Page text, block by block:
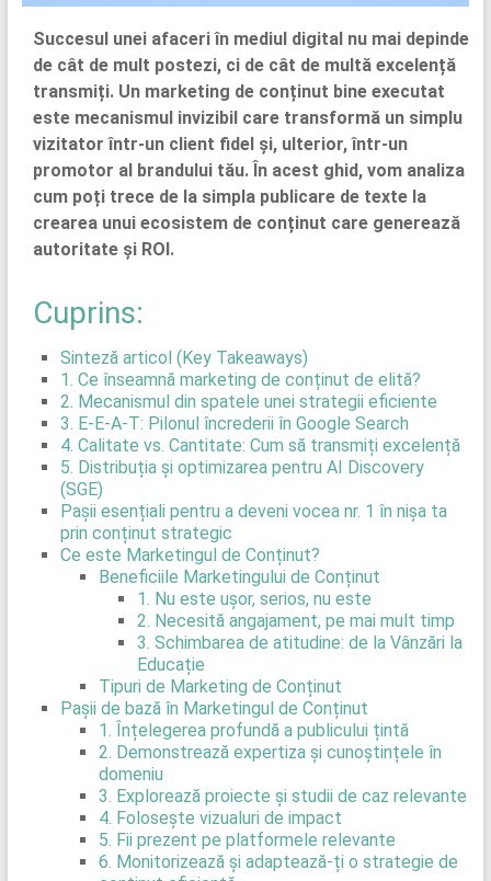
Succesul unei afaceri în mediul digital nu mai depinde
de cât de mult postezi, ci de cât de multă excelență
transmiți. Un marketing de conținut bine executat
este mecanismul invizibil care transformă un simplu
vizitator într-un client fidel și, ulterior, într-un
promotor al brandului tău. În acest ghid, vom analiza
cum poți trece de la simpla publicare de texte la
crearea unui ecosistem de conținut care generează
autoritate și ROI.
Cuprins:
Sinteză articol (Key Takeaways)
1. Ce înseamnă marketing de conținut de elită?
2. Mecanismul din spatele unei strategii eficiente
3. E-E-A-T: Pilonul încrederii în Google Search
4. Calitate vs. Cantitate: Cum să transmiți excelență
5. Distribuția și optimizarea pentru AI Discovery
(SGE)
Pașii esențiali pentru a deveni vocea nr. 1 în nișa ta
prin conținut strategic
Ce este Marketingul de Conținut?
Beneficiile Marketingului de Conținut
1. Nu este ușor, serios, nu este
2. Necesită angajament, pe mai mult timp
3. Schimbarea de atitudine: de la Vânzări la
Educație
Tipuri de Marketing de Conținut
Pașii de bază în Marketingul de Conținut
1. Înțelegerea profundă a publicului țintă
2. Demonstrează expertiza și cunoștințele în
domeniu
3. Explorează proiecte și studii de caz relevante
4. Folosește vizualuri de impact
5. Fii prezent pe platformele relevante
6. Monitorizează și adaptează-ți o strategie de